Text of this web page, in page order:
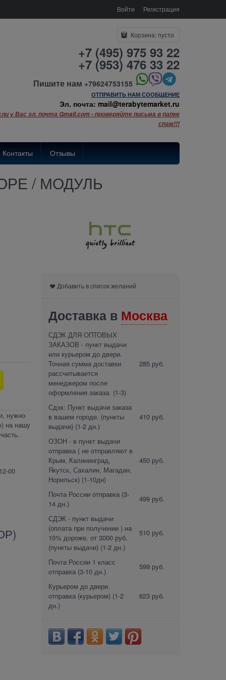
Войти Регистрация
Корзина: пусто
+7 (495) 975 93 22
+7 (953) 476 33 22
Пишите нам +79624753155
ОТПРАВИТЬ НАМ СООБЩЕНИЕ
Эл. почта: mail@terabytemarket.ru
у Вас эл. почта Gmail.com - проверяйте письма в папке
спам!!!
Контакты Отзывы
/ МОДУЛЬ
нужно
на нашу
00
Добавить в список желаний
Доставка в Москва
СДЭК ДЛЯ ОПТОВЫХ
ЗАКАЗОВ - пункт выдачи
или курьером до двери.
Точная сумма доставки
рассчитывается
менеджером после
оформления заказа. (1-3)
285 руб.
Сдэк: Пункт выдачи заказа
в вашем городе. (пункты
выдачи) (1-2 дн.)
410 руб.
ОЗОН - в пункт выдачи
отправка ( не отправляют в
Крым, Калининград,
Якутск, Сахалин, Магадан,
Норильск) (1-10дн)
450 руб.
Почта России отправка (3-
14 дн.)
499 руб.
СДЭК - пункт выдачи
(оплата при получении ) на
10% дороже. от 3000 руб.
(пункты выдачи) (1-2 дн.)
510 руб.
Почта России 1 класс
отправка (3-10 дн.)
599 руб.
Курьером до двери.
отправка (курьером) (1-2
дн.)
623 руб.